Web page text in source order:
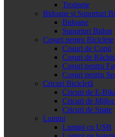
Trotinete
Bidoane și Suporturi
Bidoane
Suporturi Bidon
Coșuri pentru Biciclete
Cosuri de Copii
Coșuri de
Coșuri pentru
Coșuri pentru
Cricuri Bicicletă
Cricuri de E-
Cricuri de Mijloc
Cricuri de Spate
Lumini
Lumini cu USB